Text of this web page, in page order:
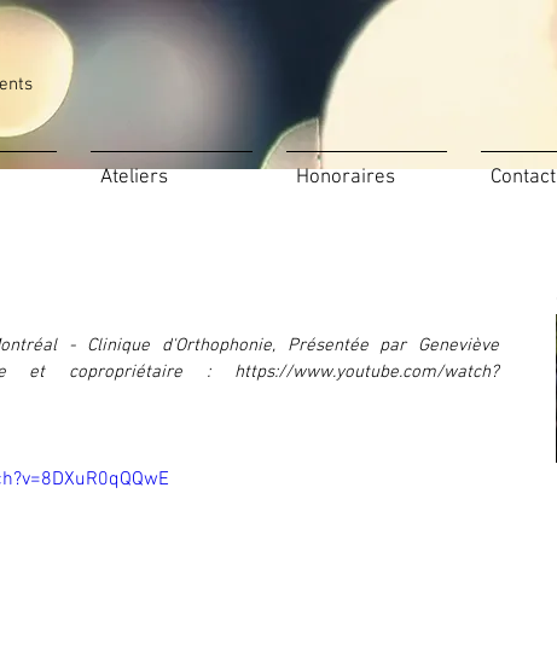
Ateliers Honoraires Contact
- Clinique d'Orthophonie, Présentée par Geneviève
et copropriétaire : https://www.youtube.com/watch?